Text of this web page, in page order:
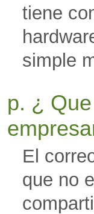
tiene
simple
p. ¿
El
que no